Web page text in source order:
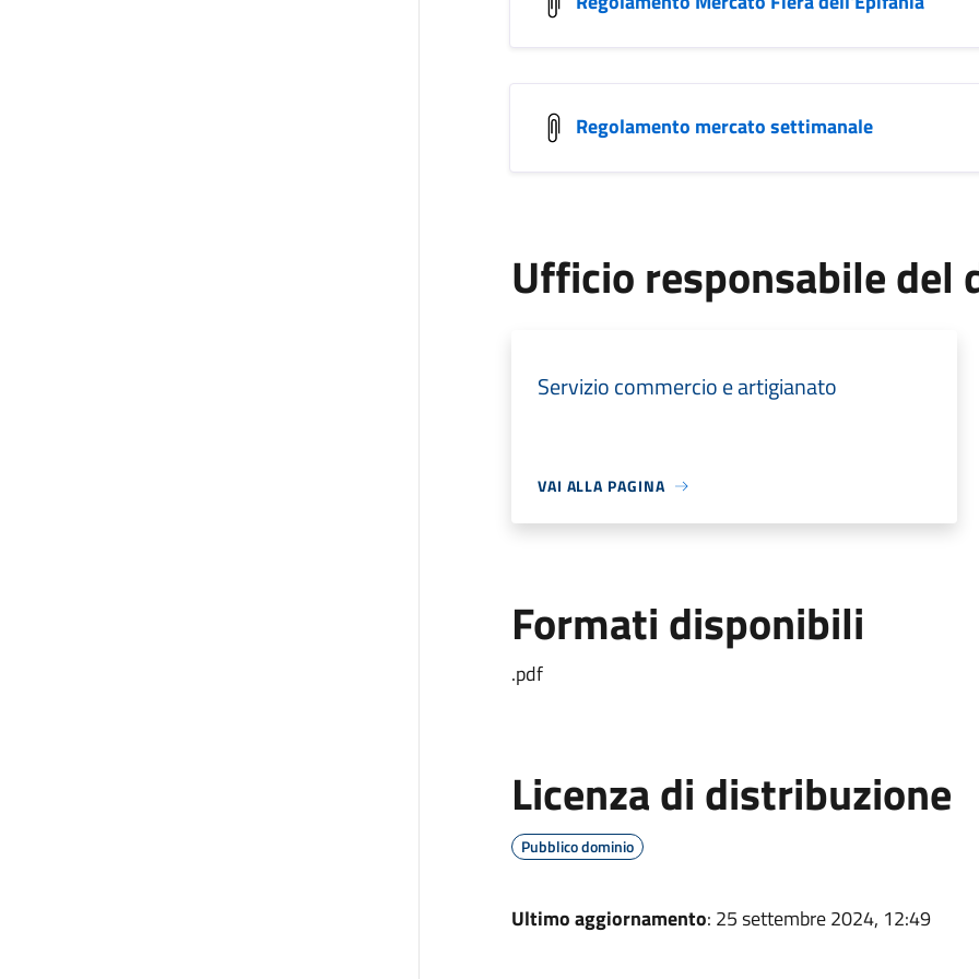
Regolamento mercato settimanale
Ufficio responsabile del
Servizio commercio e artigianato
VAI ALLA PAGINA
Formati disponibili
.pdf
Licenza di distribuzione
Pubblico dominio
Ultimo aggiornamento: 25 settembre 2024, 12:49